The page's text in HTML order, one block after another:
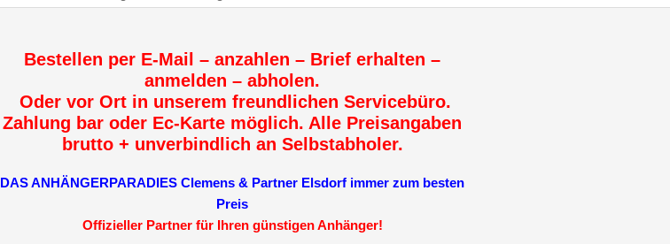
Bestellen per E-Mail – anzahlen – Brief erhalten –
anmelden – abholen.
Oder vor Ort in unserem freundlichen Servicebüro.
Zahlung bar oder Ec-Karte möglich. Alle Preisangaben
brutto + unverbindlich an Selbstabholer.
DAS ANHÄNGERPARADIES Clemens & Partner Elsdorf immer zum besten
Preis
Offizieller Partner für Ihren günstigen Anhänger!